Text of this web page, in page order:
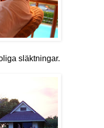
släktningar.